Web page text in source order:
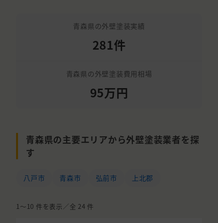
青森県の外壁塗装実績
281件
青森県の外壁塗装費用相場
95万円
青森県の主要エリアから外壁塗装業者を探
す
八戸市 青森市 弘前市 上北郡
1〜10 件を表示／全 24 件